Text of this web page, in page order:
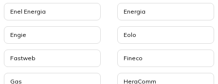
Enel Energia Energia
Engie Eolo
Fastweb Fineco
Gas HeraComm